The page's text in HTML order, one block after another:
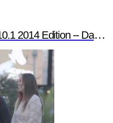
Edition -- Day in the Life